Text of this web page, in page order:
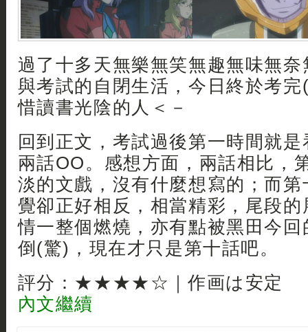
過了十多天無樂無笑無趣無味無
與考試的自閉生活，今日終於考
惜讀書光陰的人＜－
回到正文，考試過後第一時間就
兩話OO。感想方面，兩話相比，
淡的文戲，沒有什麼想寫的；而
覺卻正好相反，相當精彩，尾段
情一整個燃燒，亦有點被黑田今
倒(驚)，現在才只是第十話吧。
評分：★★★★☆｜作画は安定
內文繼續